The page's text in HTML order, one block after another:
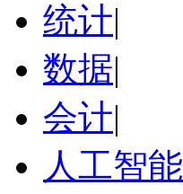
统计|
数据|
会计|
人工智能